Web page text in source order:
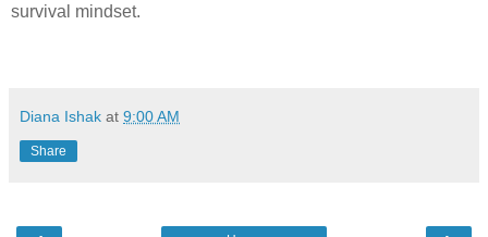
survival mindset.
Diana Ishak at 9:00 AM
Share